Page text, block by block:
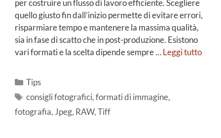
per costruire un flusso di lavoro efficiente. Scegliere
quello giusto fin dall’inizio permette di evitare errori,
risparmiare tempo e mantenere la massima qualità,
sia in fase di scatto che in post-produzione. Esistono
vari formati e la scelta dipende sempre …Leggi tutto
Tips
consigli fotografici,formati di immagine,
fotografia, Jpeg, RAW,Tiff